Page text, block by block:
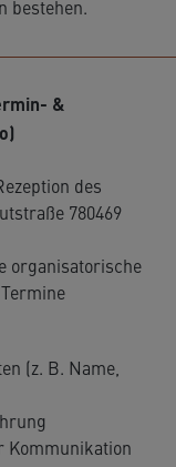
bestehen.
&
des
780469
organisatorische
(z. B. Name,
Kommunikation